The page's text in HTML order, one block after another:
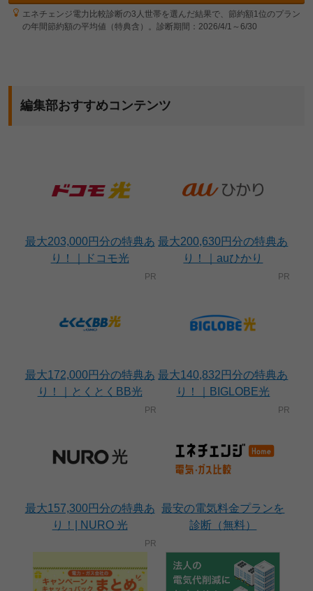
エネチェンジ電力比較診断の3人世帯を選んだ結果で、節約額1位のプラン
の年間節約額の平均値（特典含）。診断期間：2026/4/1～6/30
編集部おすすめコンテンツ
最大203,000円分の特典あ
り！｜ドコモ光
最大200,630円分の特典あ
り！｜auひかり
最大172,000円分の特典あ
り！｜とくとくBB光
最大140,832円分の特典あ
り！｜BIGLOBE光
最大157,300円分の特典あ
り！| NURO 光
最安の電気料金プランを
診断（無料）